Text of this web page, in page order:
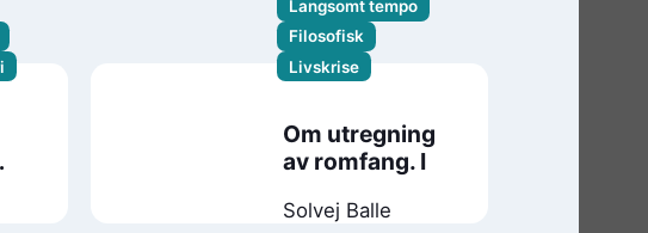
Langsomt tempo
Filosofisk
Livskrise
Om utregning
av romfang. I
Solvej Balle